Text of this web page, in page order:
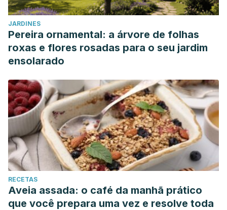
JARDINES
Pereira ornamental: a árvore de folhas
roxas e flores rosadas para o seu jardim
ensolarado
RECETAS
Aveia assada: o café da manhã prático
que você prepara uma vez e resolve toda